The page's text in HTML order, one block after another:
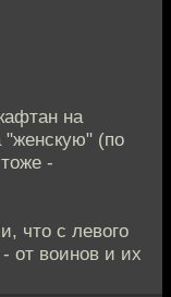
на
"женскую" (по
-
что с левого
от воинов и их